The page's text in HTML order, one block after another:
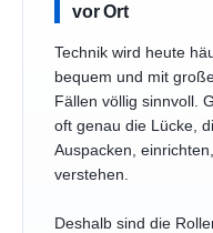
vor Ort
Technik wird heute
bequem und mit
Fällen völlig sinnvoll.
oft genau die Lücke,
Auspacken,
verstehen.
Deshalb sind die